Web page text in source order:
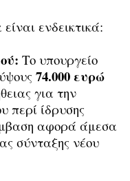
ενδεικτικά:
Το υπουργείο
74.000 ευρώ
για την
περί ίδρυσης
αφορά άμεσα
σύνταξης νέου